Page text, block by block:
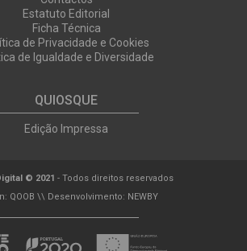
Estatuto Editorial
Ficha Técnica
de Privacidade e Cookies
de Igualdade e Diversidade
QUIOSQUE
Edição Impressa
© 2021 - Todos direitos reservados
QOOB \\ Desenvolvimento: NEWBY